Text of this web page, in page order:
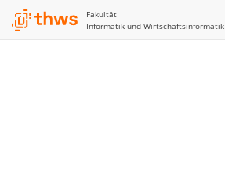
Fakultät
Informatik und Wirtschaftsinformatik